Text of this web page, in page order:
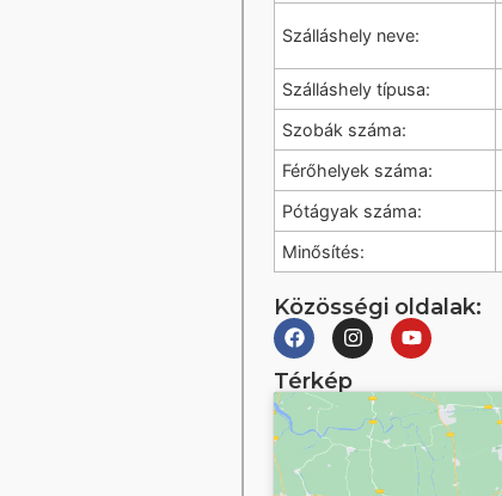
Szálláshely neve:
Szálláshely típusa:
Szobák száma:
Férőhelyek száma:
Pótágyak száma:
Minősítés:
Közösségi oldalak:
Térkép